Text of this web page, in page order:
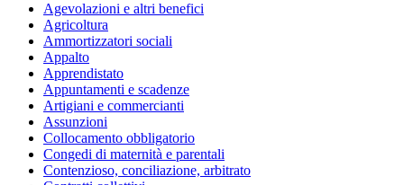
Agevolazioni e altri benefici
Agricoltura
Ammortizzatori sociali
Appalto
Apprendistato
Appuntamenti e scadenze
Artigiani e commercianti
Assunzioni
Collocamento obbligatorio
Congedi di maternità e parentali
Contenzioso, conciliazione, arbitrato